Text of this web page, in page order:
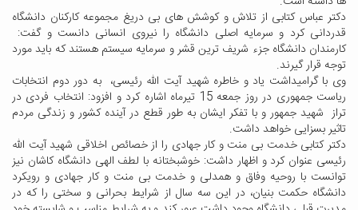
دکتر عباس کتابی از تلاش و کوشش های بی دریغ مجموعه کارکنان دانشگاه
قدردانی کرد و سرمایه اصلی دانشگاه را نیروی انسانی دانست و گفت:
کارمندان دانشگاه جزء شریف ترین قشر و سرمایه سیستم هستند که باید مورد
توجه قرار گیرند‌.
وی با گرامیداشت یاد و خاطره شهید آیت الله رئیسی، به دور دوم انتخابات
ریاست جمهوری در روز جمعه 15 تیرماه اشاره کرد و افزود: انتخاب فردی در
تراز شهید جمهور و با تفکر ایشان به طور قطع در آینده کشور و زندگی مردم
تاثیر بسزایی خواهد داشت.
دکتر کتابی خدمت بی منت و کار جهادی را از خصائص اخلاقی شهید آیت الله
رئیسی عنوان کرد و اظهار داشت: خوشبختانه با لطف الهی دانشگاه کاشان نیز
توانست با روحیه وفاق و همدلی و خدمت بی منت و کار جهادی و رویکرد
دانشگاه حکمت بنیان، در این سه سال از شرایط بحرانی و سختی را که در